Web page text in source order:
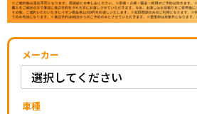
メーカー
車種